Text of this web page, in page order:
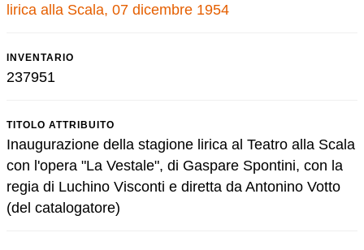
lirica alla Scala, 07 dicembre 1954
INVENTARIO
237951
TITOLO ATTRIBUITO
Inaugurazione della stagione lirica al Teatro alla Scala
con l'opera "La Vestale", di Gaspare Spontini, con la
regia di Luchino Visconti e diretta da Antonino Votto
(del catalogatore)